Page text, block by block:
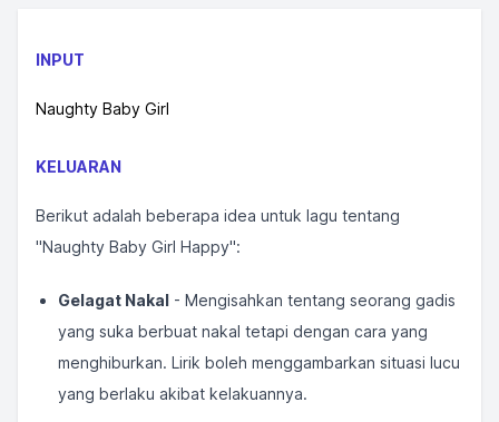
INPUT
Naughty Baby Girl
KELUARAN
Berikut adalah beberapa idea untuk lagu tentang
"Naughty Baby Girl Happy":
Gelagat Nakal - Mengisahkan tentang seorang gadis
yang suka berbuat nakal tetapi dengan cara yang
menghiburkan. Lirik boleh menggambarkan situasi lucu
yang berlaku akibat kelakuannya.